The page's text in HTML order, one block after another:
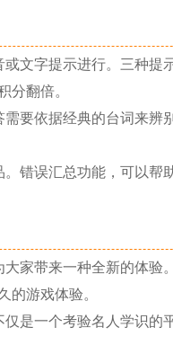
文字提示进行。三种提
分翻倍。
要依据经典的台词来辨
错误汇总功能，可以帮
家带来一种全新的体验
的游戏体验。
是一个考验名人学识的